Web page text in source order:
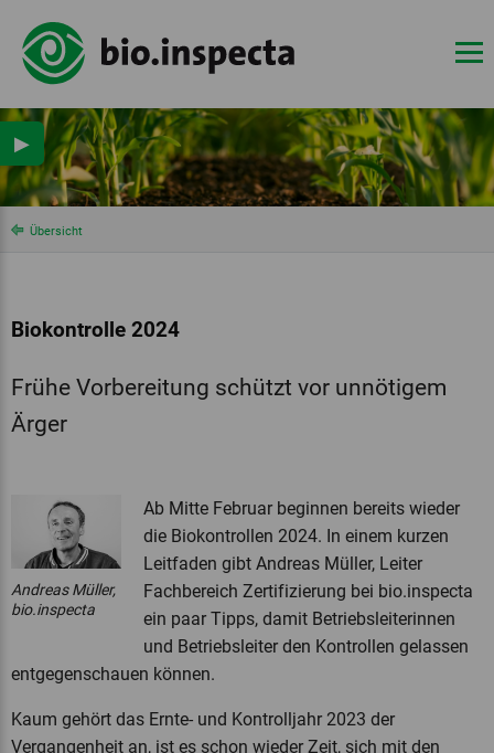
Übersicht
Biokontrolle 2024
Frühe Vorbereitung schützt vor unnötigem
Ärger
Andreas Müller,
bio.inspecta
Ab Mitte Februar beginnen bereits wieder
die Biokontrollen 2024. In einem kurzen
Leitfaden gibt Andreas Müller, Leiter
Fachbereich Zertifizierung bei bio.inspecta
ein paar Tipps, damit Betriebsleiterinnen
und Betriebsleiter den Kontrollen gelassen
entgegenschauen können.
Kaum gehört das Ernte- und Kontrolljahr 2023 der
Vergangenheit an, ist es schon wieder Zeit, sich mit den
▶